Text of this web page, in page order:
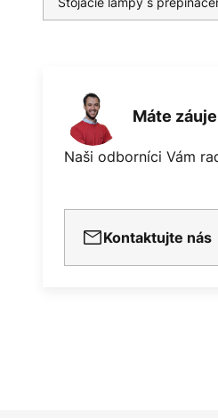
Máte
Naši odborníci Vám
Kontaktujte nás